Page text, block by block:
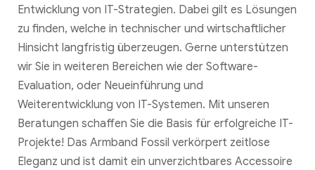
Entwicklung von IT-Strategien. Dabei gilt es Lösungen
zu finden, welche in technischer und wirtschaftlicher
Hinsicht langfristig überzeugen. Gerne unterstützen
wir Sie in weiteren Bereichen wie der Software-
Evaluation, oder Neueinführung und
Weiterentwicklung von IT-Systemen. Mit unseren
Beratungen schaffen Sie die Basis für erfolgreiche IT-
Projekte! Das Armband Fossil verkörpert zeitlose
Eleganz und ist damit ein unverzichtbares Accessoire